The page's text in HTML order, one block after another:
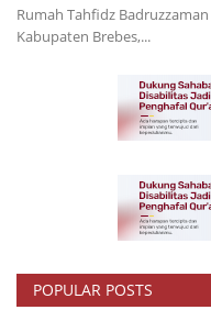
Blog
Rumah Tahfidz
Kabupaten Brebes,...
POPULAR POSTS